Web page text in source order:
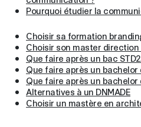
Pourquoi étudier la
Choisir sa formation
Choisir son master
Que faire après un bac
Que faire après un bachelor
Que faire après un bachelor
Alternatives à un DNMADE
Choisir un mastère en